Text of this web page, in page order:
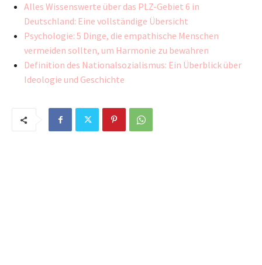
Alles Wissenswerte über das PLZ-Gebiet 6 in
Deutschland: Eine vollständige Übersicht
Psychologie: 5 Dinge, die empathische Menschen
vermeiden sollten, um Harmonie zu bewahren
Definition des Nationalsozialismus: Ein Überblick über
Ideologie und Geschichte